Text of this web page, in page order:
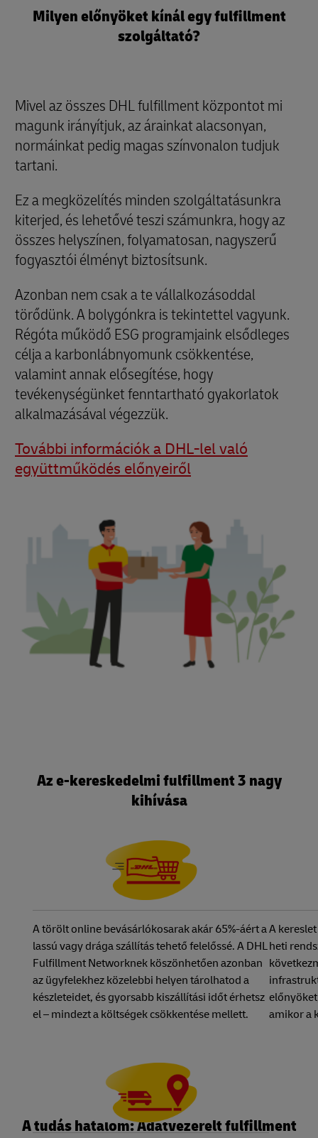
Milyen előnyöket kínál egy fulfillment
szolgáltató?
Mivel az összes DHL fulfillment központot mi
magunk irányítjuk, az árainkat alacsonyan,
normáinkat pedig magas színvonalon tudjuk
tartani.
Ez a megközelítés minden szolgáltatásunkra
kiterjed, és lehetővé teszi számunkra, hogy az
összes helyszínen, folyamatosan, nagyszerű
fogyasztói élményt biztosítsunk.
Azonban nem csak a te vállalkozásoddal
törődünk. A bolygónkra is tekintettel vagyunk.
Régóta működő ESG programjaink elsődleges
célja a karbonlábnyomunk csökkentése,
valamint annak elősegítése, hogy
tevékenységünket fenntartható gyakorlatok
alkalmazásával végezzük.
További információk a DHL-lel való
együttműködés előnyeiről
Az e-kereskedelmi fulfillment 3 nagy
kihívása
A törölt online bevásárlókosarak akár 65%-áért a
lassú vagy drága szállítás tehető felelőssé. A DHL
Fulfillment Networknek köszönhetően azonban
az ügyfelekhez közelebbi helyen tárolhatod a
készleteidet, és gyorsabb kiszállítási időt érhetsz
el – mindezt a költségek csökkentése mellett.
A
heti
amikor a
A tudás hatalom: Adatvezérelt fulfillment